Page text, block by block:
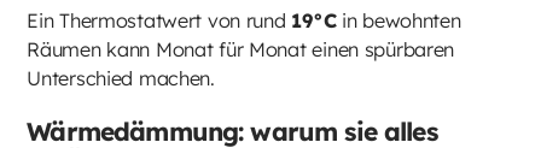
Ein Thermostatwert von rund 19°Cin bewohnten
Räumen kann Monat für Monat einen spürbaren
Unterschied machen.
Wärmedämmung: warum sie alles